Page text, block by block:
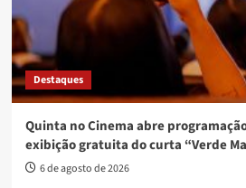
Destaques
Quinta no Cinema abre
exibição gratuita do curta “Verde
6 de agosto de 2026